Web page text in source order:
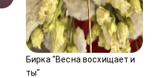
Бирка "Весна восхищает и
ты"